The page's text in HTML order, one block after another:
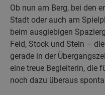
Ob nun am Berg, bei den
Stadt oder auch am
beim ausgiebigen
Feld, Stock und Stein –
gerade in der
eine treue Begleiterin, die
noch dazu überaus